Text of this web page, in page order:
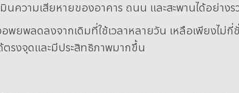
ความเสียหายของอาคาร ถนน และสะพานได้อย่าง
อพยพลดลงจากเดิมที่ใช้เวลาหลายวัน เหลือเพียงไ
ตรงจุดและมีประสิทธิภาพมากขึ้น